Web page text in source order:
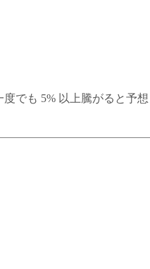
でも 5% 以上騰がると予想